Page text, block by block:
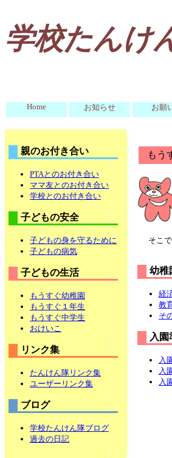
学校たんけ
Home お知らせ お願
親のお付き合い
PTAとのお付き合い
ママ友とのお付き合い
学校とのお付き合い
子どもの安全
子どもの身を守るために
子どもの病気
子どもの生活
もうすぐ幼稚園
もうすぐ１年生
もうすぐ中学生
おけいこ
リンク集
たんけん隊リンク集
ユーザーリンク集
ブログ
学校たんけん隊ブログ
過去の日記
もう
そこ
幼稚
経
教
そ
入園
入
入
入